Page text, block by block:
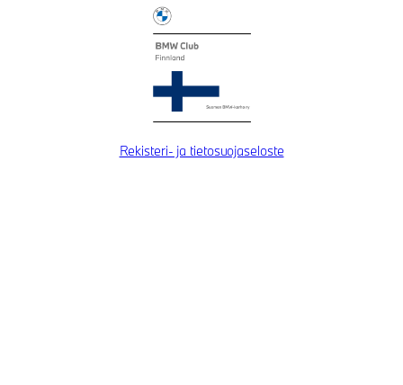
Rekisteri- ja tietosuojaseloste